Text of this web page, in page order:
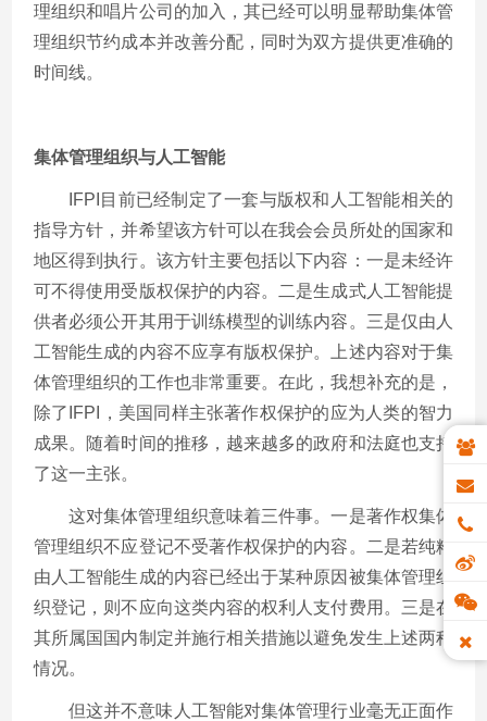
理组织和唱片公司的加入，其已经可以明显帮助集体管
理组织节约成本并改善分配，同时为双方提供更准确的
时间线。
集体管理组织与人工智能
IFPI目前已经制定了一套与版权和人工智能相关的
指导方针，并希望该方针可以在我会会员所处的国家和
地区得到执行。该方针主要包括以下内容：一是未经许
可不得使用受版权保护的内容。二是生成式人工智能提
供者必须公开其用于训练模型的训练内容。三是仅由人
工智能生成的内容不应享有版权保护。上述内容对于集
体管理组织的工作也非常重要。在此，我想补充的是，
除了IFPI，美国同样主张著作权保护的应为人类的智力
成果。随着时间的推移，越来越多的政府和法庭也支持
了这一主张。
这对集体管理组织意味着三件事。一是著作权集体
管理组织不应登记不受著作权保护的内容。二是若纯粹
由人工智能生成的内容已经出于某种原因被集体管理组
织登记，则不应向这类内容的权利人支付费用。三是在
其所属国国内制定并施行相关措施以避免发生上述两种
情况。
但这并不意味人工智能对集体管理行业毫无正面作